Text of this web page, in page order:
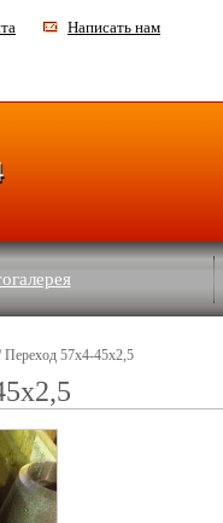
Написать нам
Переход 57х4-45х2,5